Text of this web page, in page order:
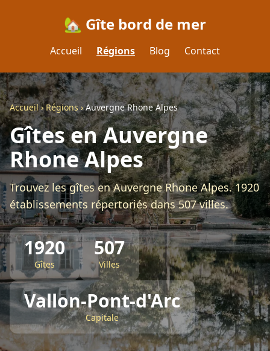
🏡 Gîte bord de mer
Accueil Régions Blog Contact
Accueil›Régions›Auvergne Rhone Alpes
Gîtes en Auvergne
Rhone Alpes
Trouvez les gîtes en Auvergne Rhone Alpes. 1920
établissements répertoriés dans 507 villes.
1920
Gîtes
507
Villes
Vallon-Pont-d'Arc
Capitale